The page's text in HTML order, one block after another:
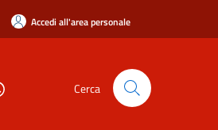
Accedi all'area personale
Cerca